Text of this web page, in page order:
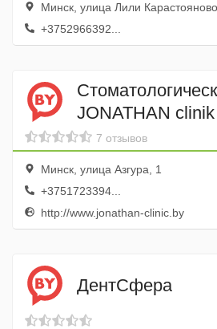
Минск, улица Лили
+3752966392...
JONATHAN clinik
7 отзывов
Минск, улица Азгура, 1
+3751723394...
http://www.jonathan-clinic.by
ДентСфера